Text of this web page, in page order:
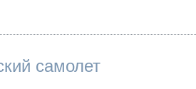
самолет